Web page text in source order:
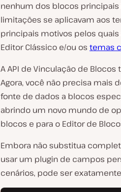
nenhum dos blocos principais
limitações se aplicavam aos
principais motivos pelos
Editor Clássico e/ou os temas
A API de Vinculação de
Agora, você não precisa mais
fonte de dados a blocos
abrindo um novo mundo de
blocos e para o Editor de
Embora não substitua
usar um plugin de campos
cenários, pode ser